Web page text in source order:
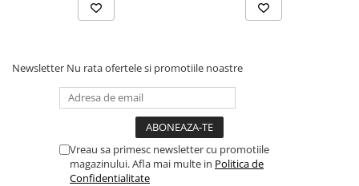
Newsletter Nu rata ofertele si promotiile noastre
Vreau sa primesc newsletter cu promotiile
magazinului. Afla mai multe in Politica de
Confidentialitate